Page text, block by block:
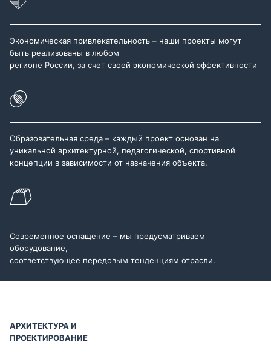
Экономическая привлекательность – наши проекты могут
быть реализованы в любом
регионе России, за счет своей экономической эффективности
Образовательная среда – каждый проект основан на
уникальной архитектурной, педагогической, спортивной
концепции в зависимости от назначения объекта.
Современное оснащение – мы предусматриваем
оборудование,
соответствующее передовым тенденциям отрасли.
АРХИТЕКТУРА И
ПРОЕКТИРОВАНИЕ